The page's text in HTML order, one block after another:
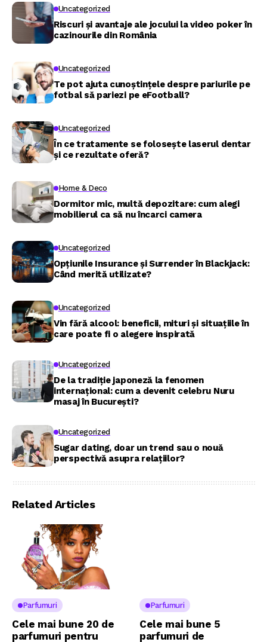
Uncategorized
Riscuri și avantaje ale jocului la video poker în
cazinourile din România
Uncategorized
Te pot ajuta cunoștințele despre pariurile pe
fotbal să pariezi pe eFootball?
Uncategorized
În ce tratamente se folosește laserul dentar
și ce rezultate oferă?
Home & Deco
Dormitor mic, multă depozitare: cum alegi
mobilierul ca să nu încarci camera
Uncategorized
Opțiunile Insurance și Surrender în Blackjack:
Când merită utilizate?
Uncategorized
Vin fără alcool: beneficii, mituri și situațiile în
care poate fi o alegere inspirată
Uncategorized
De la tradiție japoneză la fenomen
internațional: cum a devenit celebru Nuru
masaj în București?
Uncategorized
Sugar dating, doar un trend sau o nouă
perspectivă asupra relațiilor?
Related Articles
Parfumuri
Cele mai bune 20 de
parfumuri pentru
Parfumuri
Cele mai bune 5
parfumuri de